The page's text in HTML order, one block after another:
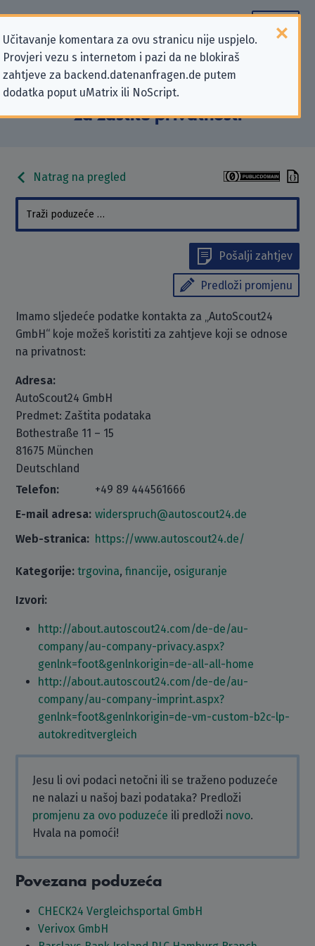
Učitavanje komentara za ovu stranicu nije uspjelo.
Provjeri vezu s internetom i pazi da ne blokiraš
zahtjeve za backend.datenanfragen.de putem
dodatka poput uMatrix ili NoScript.
Podaci kontakta „AutoScout24
GmbH” koji se odnose na zahtjeve
za zaštitu privatnosti
Natrag na pregled
Pošalji zahtjev
Predloži promjenu
Imamo sljedeće podatke kontakta za „AutoScout24
GmbH“ koje možeš koristiti za zahtjeve koji se odnose
na privatnost:
Adresa:
AutoScout24 GmbH
Predmet: Zaštita podataka
Bothestraße 11 – 15
81675 München
Deutschland
Telefon:
+49 89 444561666
E-mail adresa: widerspruch@autoscout24.de
Web-stranica: https://www.autoscout24.de/
Kategorije: trgovina,financije, osiguranje
Izvori:
http://about.autoscout24.com/de-de/au-
company/au-company-privacy.aspx?
genlnk=foot&genlnkorigin=de-all-all-home
http://about.autoscout24.com/de-de/au-
company/au-company-imprint.aspx?
genlnk=foot&genlnkorigin=de-vm-custom-b2c-lp-
autokreditvergleich
Jesu li ovi podaci netočni ili se traženo poduzeće
ne nalazi u našoj bazi podataka? Predloži
promjenu za ovo poduzeće ili predloži novo.
Hvala na pomoći!
Povezana poduzeća
CHECK24 Vergleichsportal GmbH
Verivox GmbH